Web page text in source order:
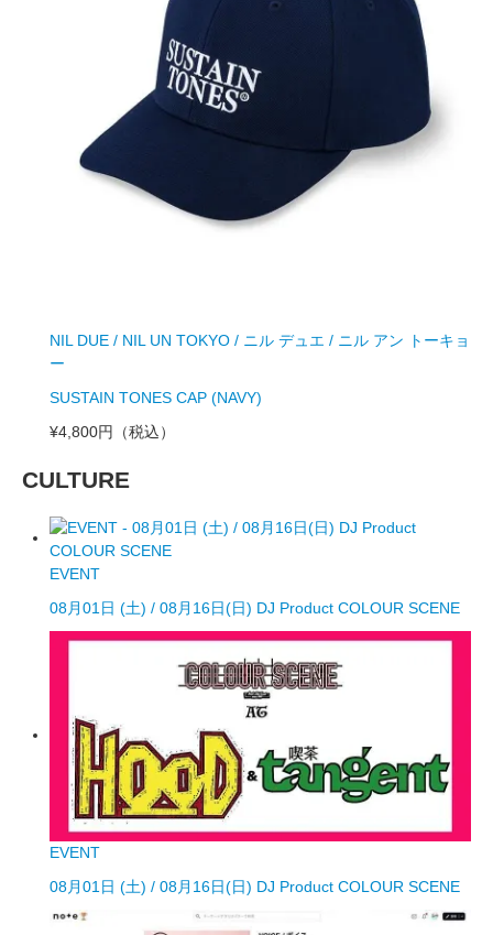
NIL DUE / NIL UN TOKYO / ニル デュエ / ニル アン トーキョ
ー
SUSTAIN TONES CAP (NAVY)
¥4,800円
（税込）
CULTURE
EVENT
08月01日 (土) / 08月16日(日) DJ Product COLOUR SCENE
EVENT
08月01日 (土) / 08月16日(日) DJ Product COLOUR SCENE